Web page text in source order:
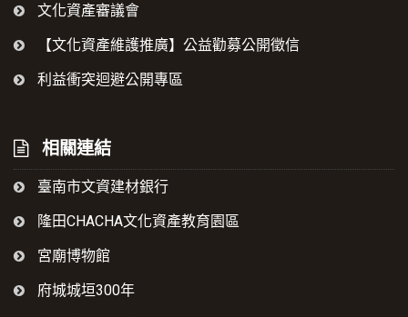
文化資產審議會
【文化資產維護推廣】公益勸募公開徵信
利益衝突迴避公開專區
相關連結
臺南市文資建材銀行
隆田CHACHA文化資產教育園區
宮廟博物館
府城城垣300年